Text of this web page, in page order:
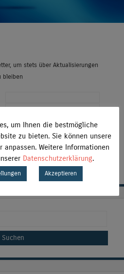
um stets über Aktualisierungen
bleiben
um Ihnen die bestmögliche
zu bieten. Sie können unsere
anpassen. Weitere Informationen
Datenschutzerklärung.
Akzeptieren